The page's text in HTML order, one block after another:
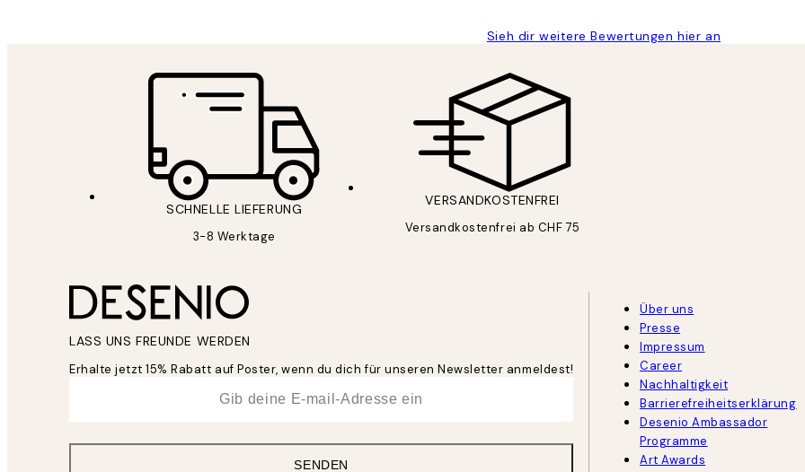
Sieh dir weitere Bewertungen hier an
SCHNELLE LIEFERUNG
3-8 Werktage
VERSANDKOSTENFREI
Versandkostenfrei ab CHF 75
LASS UNS FREUNDE WERDEN
Erhalte jetzt 15% Rabatt auf Poster, wenn du dich für unseren Newsletter anmeldest!
SENDEN
Über uns
Presse
Impressum
Career
Nachhaltigkeit
Barrierefreiheitserklärung
Desenio Ambassador
Programme
Art Awards